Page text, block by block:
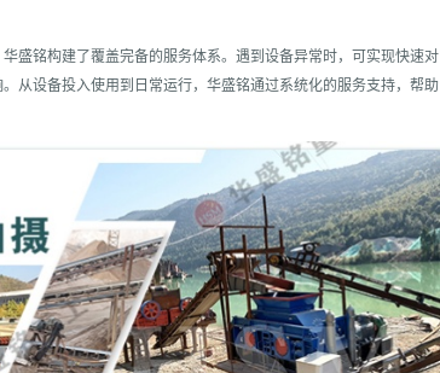
盛铭构建了覆盖完备的服务体系。遇到设备异常时，可实现快速对
从设备投入使用到日常运行，华盛铭通过系统化的服务支持，帮助